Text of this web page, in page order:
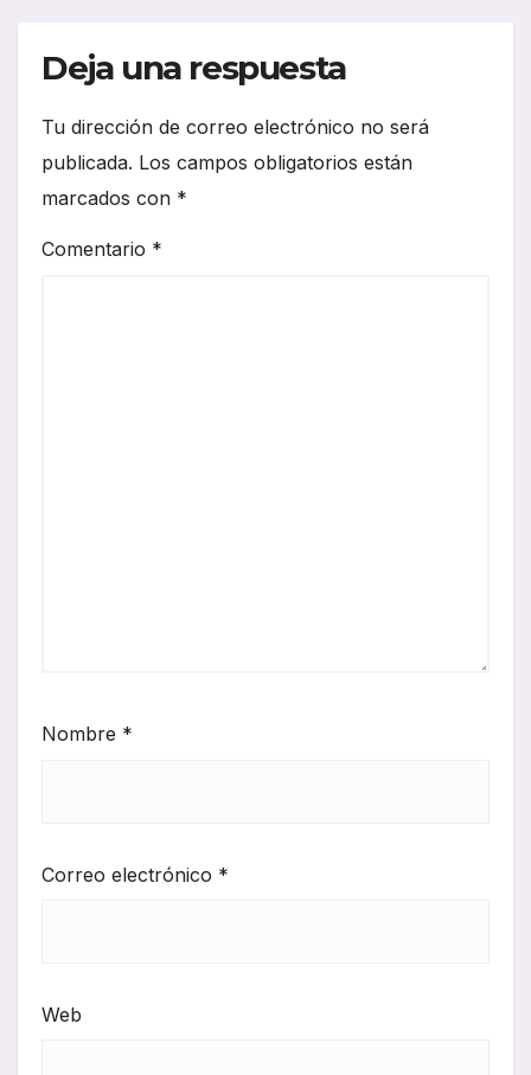
Deja una respuesta
Tu dirección de correo electrónico no será
publicada. Los campos obligatorios están
marcados con *
Comentario *
Nombre *
Correo electrónico *
Web